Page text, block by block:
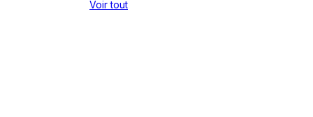
Voir tout